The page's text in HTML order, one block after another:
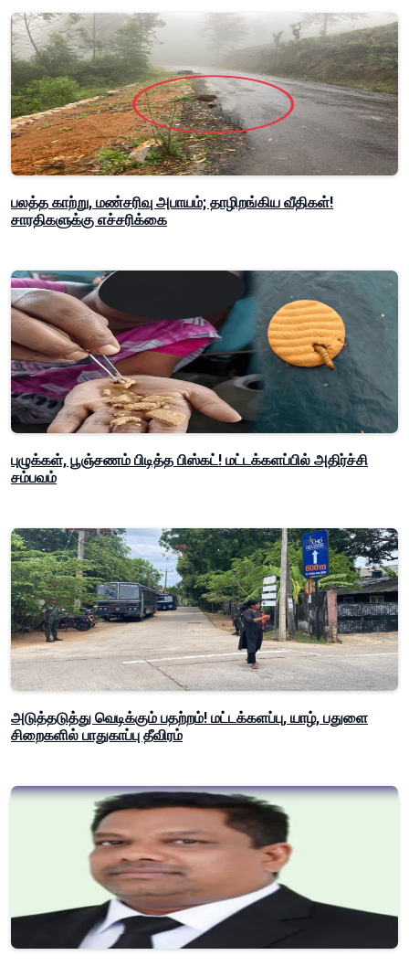
பலத்த காற்று, மண்சரிவு அபாயம்; தாழிறங்கிய வீதிகள்!
சாரதிகளுக்கு எச்சரிக்கை
புழுக்கள், பூஞ்சணம் பிடித்த பிஸ்கட்! மட்டக்களப்பில் அதிர்ச்சி
சம்பவம்
அடுத்தடுத்து வெடிக்கும் பதற்றம்! மட்டக்களப்பு, யாழ், பதுளை
சிறைகளில் பாதுகாப்பு தீவிரம்